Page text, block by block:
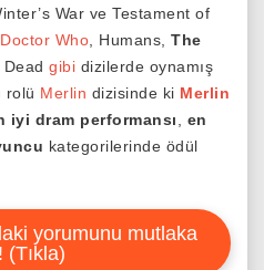
War ve Testament of
Doctor Who , Humans, The
gibi dizilerde oynamış
rolü Merlin dizisinde ki Merlin
iyi dram performansı
en
kategorilerinde ödül
yorumunu mutlaka
(Tıkla)